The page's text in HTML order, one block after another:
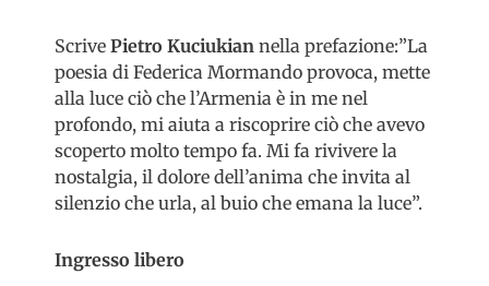
Scrive Pietro Kuciukian nella prefazione:”La
poesia di Federica Mormando provoca, mette
alla luce ciò che l’Armenia è in me nel
profondo, mi aiuta a riscoprire ciò che avevo
scoperto molto tempo fa. Mi fa rivivere la
nostalgia, il dolore dell’anima che invita al
silenzio che urla, al buio che emana la luce”.
Ingresso libero